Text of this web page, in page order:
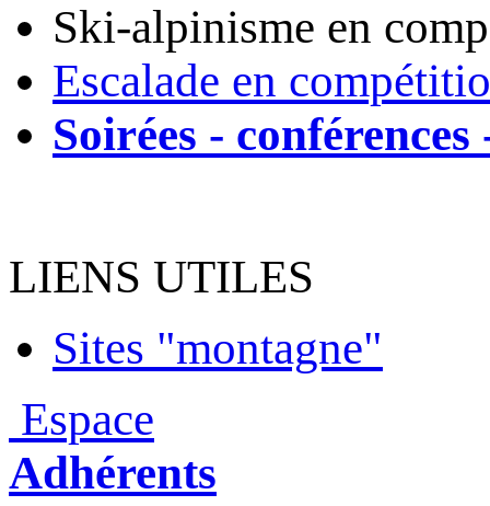
Ski-alpinisme en
Escalade en
Soirées - conférences
LIENS UTILES
Sites "montagne"
Espace
Adhérents